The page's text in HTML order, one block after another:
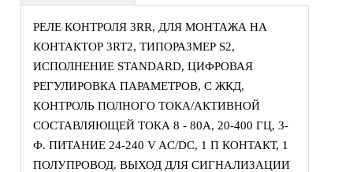
РЕЛЕ КОНТРОЛЯ 3RR, ДЛЯ МОНТАЖА НА
КОНТАКТОР 3RT2, ТИПОРАЗМЕР S2,
ИСПОЛНЕНИЕ STANDARD, ЦИФРОВАЯ
РЕГУЛИРОВКА ПАРАМЕТРОВ, С ЖКД,
КОНТРОЛЬ ПОЛНОГО ТОКА/АКТИВНОЙ
СОСТАВЛЯЮЩЕЙ ТОКА 8 - 80A, 20-400 ГЦ, 3-
Ф. ПИТАНИЕ 24-240 V AC/DC, 1 П КОНТАКТ, 1
ПОЛУПРОВОД. ВЫХОД ДЛЯ СИГНАЛИЗАЦИИ